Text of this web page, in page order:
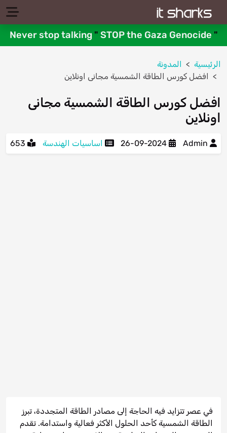
Never stop talking " STOP the Gaza Genocide "
الرئيسية
المدونة
افضل كورس الطاقة الشمسية مجانى اونلاين
افضل كورس الطاقة الشمسية مجانى
اونلاين
26-09-2024 اساسيات الهندسة 653
في عصر تتزايد فيه الحاجة إلى مصادر الطاقة المتجددة، تبرز
الطاقة الشمسية كأحد الحلول الأكثر فعالية واستدامة. تقدم